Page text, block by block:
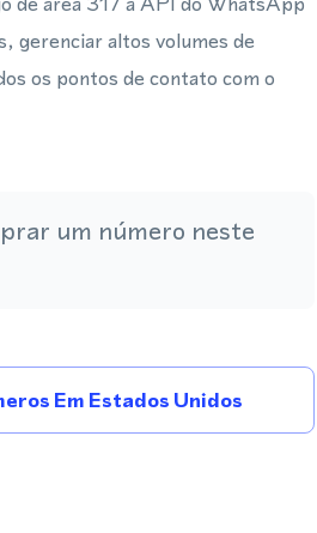
gerenciar altos volumes de
os pontos de contato com o
um número neste
Em Estados Unidos